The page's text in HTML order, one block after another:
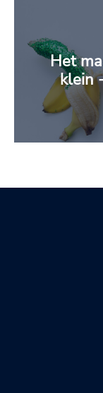
Het
klein